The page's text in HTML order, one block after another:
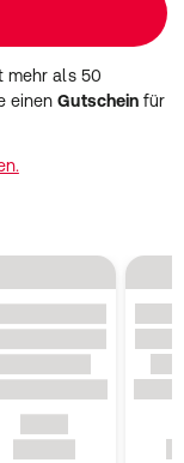
mehr als 50
einenGutschein für